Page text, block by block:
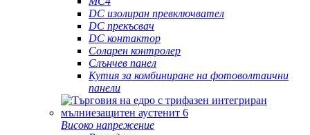
DC изолиран превключвател
DC прекъсвач
DC контактор
Соларен контролер
Слънчев панел
Кутия за комбиниране на фотоволтаични
панели
Високо напрежение